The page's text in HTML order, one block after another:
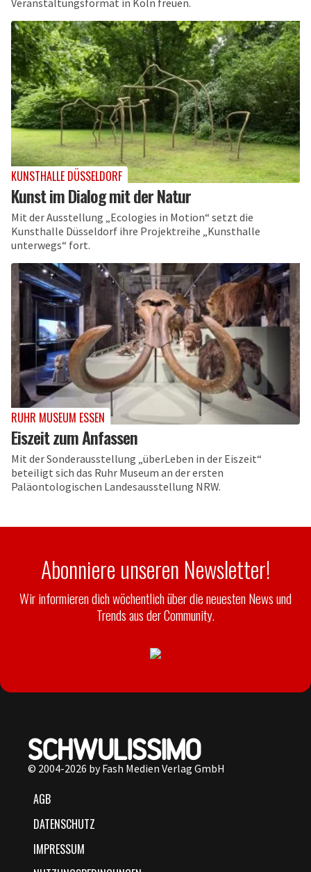
Veranstaltungsformat in Köln freuen.
KUNSTHALLE DÜSSELDORF
Kunst im Dialog mit der Natur
Mit der Ausstellung „Ecologies in Motion“ setzt die
Kunsthalle Düsseldorf ihre Projektreihe „Kunsthalle
unterwegs“ fort.
RUHR MUSEUM ESSEN
Eiszeit zum Anfassen
Mit der Sonderausstellung „überLeben in der Eiszeit“
beteiligt sich das Ruhr Museum an der ersten
Paläontologischen Landesausstellung NRW.
Abonniere unseren Newsletter!
Wir informieren dich wöchentlich über die neuesten News und
Trends aus der Community.
© 2004-2026 by Fash Medien Verlag GmbH
AGB
DATENSCHUTZ
IMPRESSUM